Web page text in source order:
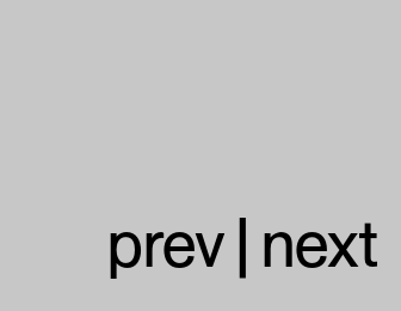
prev| next